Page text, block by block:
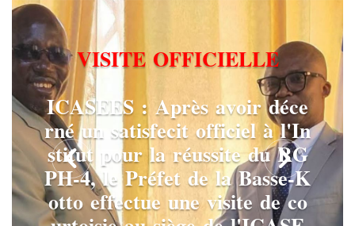
VISITE OFFICIELLE
ICASEES : A è i r déce
rné un satisfecit officiel à l'In
stitut pour la réussite du RG
PH-4, le Pr éfe t de la Basse-K
otto effectue une visite de co
urto isie au siège de l'ICASE